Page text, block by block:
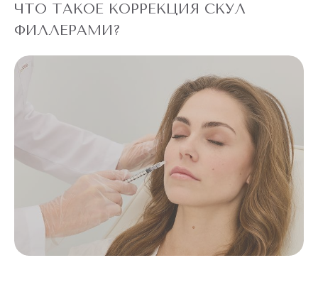
ЧТО ТАКОЕ КОРРЕКЦИЯ СКУЛ
ФИЛЛЕРАМИ?